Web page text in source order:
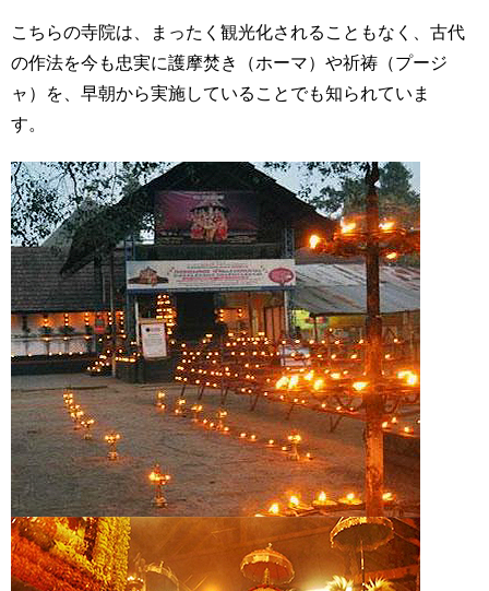
こちらの寺院は、まったく観光化されることもなく、古代
の作法を今も忠実に護摩焚き（ホーマ）や祈祷（プージ
ャ）を、早朝から実施していることでも知られていま
す。